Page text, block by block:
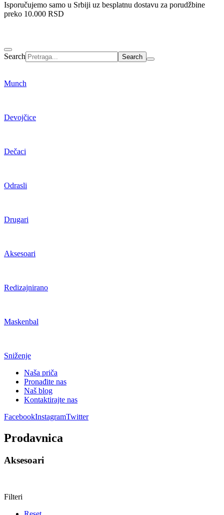
Isporučujemo samo u Srbiji uz besplatnu dostavu za porudžbine
preko 10.000 RSD
Search
Munch
Devojčice
Dečaci
Odrasli
Drugari
Aksesoari
Redizajnirano
Maskenbal
Sniženje
Naša priča
Pronađite nas
Naš blog
Kontaktirajte nas
FacebookInstagramTwitter
Prodavnica
Aksesoari
Filteri